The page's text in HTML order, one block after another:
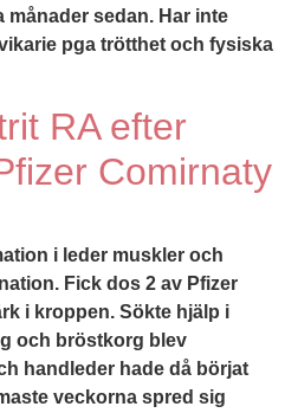
månader sedan. Har inte
pga trötthet och fysiska
RA efter
Comirnaty
i leder muskler och
Fick dos 2 av Pfizer
i kroppen. Sökte hjälp i
och bröstkorg blev
handleder hade då börjat
veckorna spred sig